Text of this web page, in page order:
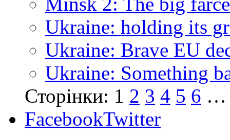
Ukraine: holding its
Ukraine: Brave EU
Ukraine: Something
Сторінки: 1 2 3 4 5 6 …
FacebookTwitter